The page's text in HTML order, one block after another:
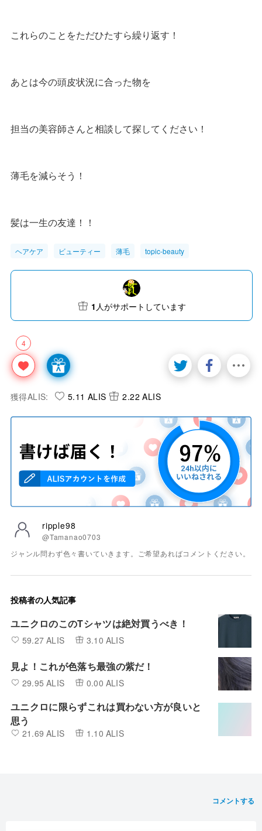
これらのことをただひたすら繰り返す！
あとは今の頭皮状況に合った物を
担当の美容師さんと相談して探してください！
薄毛を減らそう！
髪は一生の友達！！
ヘアケア ビューティー 薄毛 topic-beauty
4
1 人がサポートしています
獲得ALIS: 5.11 ALIS 2.22 ALIS
ripple98
@Tamanao0703
ジャンル問わず色々書いていきます。ご希望あればコメントください。
投稿者の人気記事
ユニクロのこのTシャツは絶対買うべき！
59.27 ALIS 3.10 ALIS
見よ！これが色落ち最強の紫だ！
29.95 ALIS 0.00 ALIS
ユニクロに限らずこれは買わない方が良いと
思う
21.69 ALIS 1.10 ALIS
コメントする